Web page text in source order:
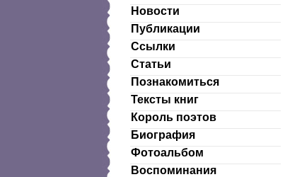
Новости
Публикации
Ссылки
Статьи
Познакомиться
Тексты книг
Король поэтов
Биография
Фотоальбом
Воспоминания